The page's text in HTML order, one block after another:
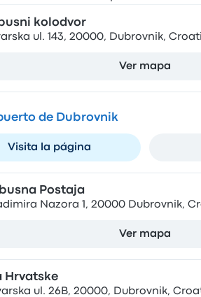
kolodvor
ul. 143, 20000, Dubrovnik,
Ver mapa
de Dubrovnik
Visita la página
Postaja
Nazora 1, 20000 Dubrovnik,
Ver mapa
Hrvatske
ul. 26B, 20000, Dubrovnik,